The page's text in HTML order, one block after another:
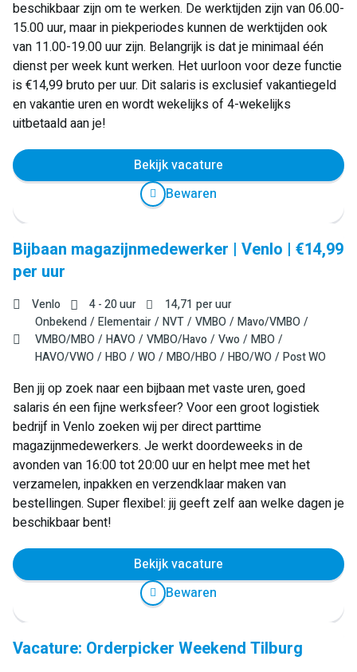
beschikbaar zijn om te werken. De werktijden zijn van 06.00-
15.00 uur, maar in piekperiodes kunnen de werktijden ook
van 11.00-19.00 uur zijn. Belangrijk is dat je minimaal één
dienst per week kunt werken. Het uurloon voor deze functie
is €14,99 bruto per uur. Dit salaris is exclusief vakantiegeld
en vakantie uren en wordt wekelijks of 4-wekelijks
uitbetaald aan je!
Bekijk vacature
Bewaren
Bijbaan magazijnmedewerker | Venlo | €14,99
per uur
Venlo 4 - 20 uur 14,71 per uur
Onbekend
Elementair NVT VMBO
Mavo/VMBO
VMBO/MBO
HAVO VMBO/Havo Vwo
MBO
HAVO/VWO
HBO WO MBO/HBO HBO/WO Post WO
Ben jij op zoek naar een bijbaan met vaste uren, goed
salaris én een fijne werksfeer? Voor een groot logistiek
bedrijf in Venlo zoeken wij per direct parttime
magazijnmedewerkers. Je werkt doordeweeks in de
avonden van 16:00 tot 20:00 uur en helpt mee met het
verzamelen, inpakken en verzendklaar maken van
bestellingen. Super flexibel: jij geeft zelf aan welke dagen je
beschikbaar bent!
Bekijk vacature
Bewaren
Vacature: Orderpicker Weekend Tilburg